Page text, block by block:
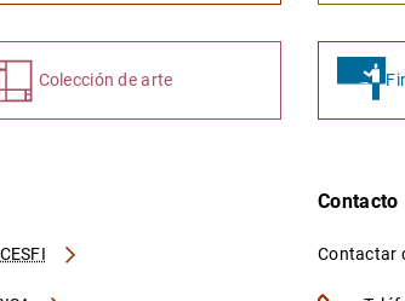
Colección de arte
Contacto
Contactar